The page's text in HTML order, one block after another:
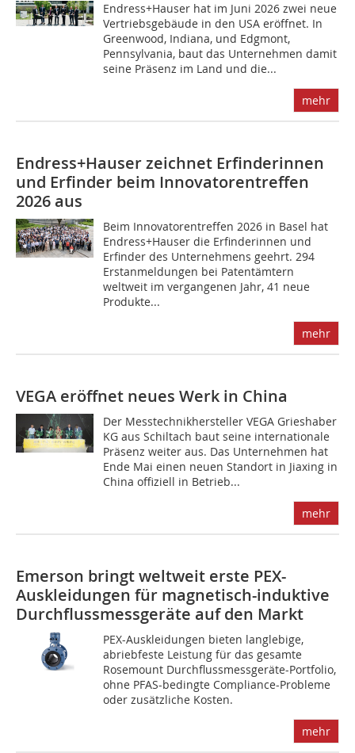
Endress+Hauser hat im Juni 2026 zwei neue
Vertriebsgebäude in den USA eröffnet. In
Greenwood, Indiana, und Edgmont,
Pennsylvania, baut das Unternehmen damit
seine Präsenz im Land und die...
mehr
Endress+Hauser zeichnet Erfinderinnen
und Erfinder beim Innovatorentreffen
2026 aus
Beim Innovatorentreffen 2026 in Basel hat
Endress+Hauser die Erfinderinnen und
Erfinder des Unternehmens geehrt. 294
Erstanmeldungen bei Patentämtern
weltweit im vergangenen Jahr, 41 neue
Produkte...
mehr
VEGA eröffnet neues Werk in China
Der Messtechnikhersteller VEGA Grieshaber
KG aus Schiltach baut seine internationale
Präsenz weiter aus. Das Unternehmen hat
Ende Mai einen neuen Standort in Jiaxing in
China offiziell in Betrieb...
mehr
Emerson bringt weltweit erste PEX-
Auskleidungen für magnetisch-induktive
Durchflussmessgeräte auf den Markt
PEX-Auskleidungen bieten langlebige,
abriebfeste Leistung für das gesamte
Rosemount Durchflussmessgeräte-Portfolio,
ohne PFAS-bedingte Compliance-Probleme
oder zusätzliche Kosten.
mehr